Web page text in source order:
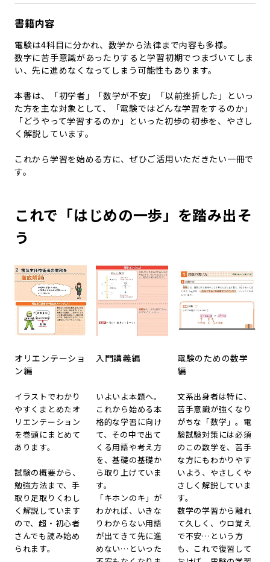
書籍内容
電験は4科目に分かれ、数学から法律まで内容も多様。
数字に苦手意識があったりすると学習初期でつまづいてしま
い、先に進めなくなってしまう可能性もあります。
本書は、「初学者」「数学が不安」「以前挫折した」といっ
た方を主な対象として、「電験ではどんな学習をするのか」
「どうやって学習するのか」といった初歩の初歩を、やさし
く解説しています。
これから学習を始める方に、ぜひご活用いただきたい一冊で
す。
これで「はじめの一歩」を踏み出そ
う
オリエンテーショ
ン編
入門講義編
電験のための数学
編
イラストでわかり
やすくまとめたオ
リエンテーション
を巻頭にまとめて
あります。
試験の概要から、
勉強方法まで、手
取り足取りくわし
く解説しています
ので、超・初心者
さんでも読み始め
られます。
いよいよ本題へ。
これから始める本
格的な学習に向け
て、その中で出て
くる用語や考え方
を、基礎の基礎か
ら取り上げていま
す。
「キホンのキ」が
わかれば、いきな
りわからない用語
が出てきて先に進
めない…といった
文系出身者は特に、
苦手意識が強くなり
がちな「数学」。電
験試験対策には必須
のこの数学を、苦手
な方にもわかりやす
いよう、やさしくや
さしく解説していま
す。
数学の学習から離れ
て久しく、ウロ覚え
で不安…という方
も、これで復習して